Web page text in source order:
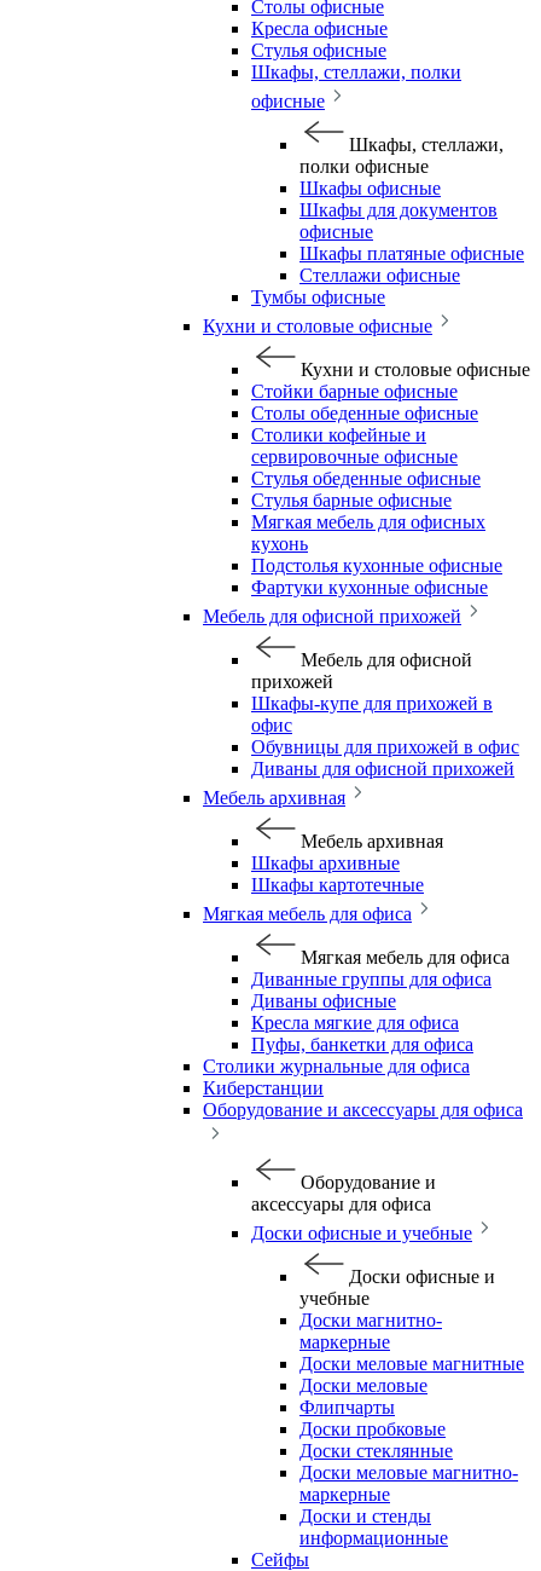
Столы офисные
Кресла офисные
Стулья офисные
Шкафы, стеллажи, полки
офисные
Шкафы, стеллажи,
полки офисные
Шкафы офисные
Шкафы для документов
офисные
Шкафы платяные офисные
Стеллажи офисные
Тумбы офисные
Кухни и столовые офисные
Кухни и столовые офисные
Стойки барные офисные
Столы обеденные офисные
Столики кофейные и
сервировочные офисные
Стулья обеденные офисные
Стулья барные офисные
Мягкая мебель для офисных
кухонь
Подстолья кухонные офисные
Фартуки кухонные офисные
Мебель для офисной прихожей
Мебель для офисной
прихожей
Шкафы-купе для прихожей в
офис
Обувницы для прихожей в офис
Диваны для офисной прихожей
Мебель архивная
Мебель архивная
Шкафы архивные
Шкафы картотечные
Мягкая мебель для офиса
Мягкая мебель для офиса
Диванные группы для офиса
Диваны офисные
Кресла мягкие для офиса
Пуфы, банкетки для офиса
Столики журнальные для офиса
Киберстанции
Оборудование и аксессуары для офиса
Оборудование и
аксессуары для офиса
Доски офисные и учебные
Доски офисные и
учебные
Доски магнитно-
маркерные
Доски меловые магнитные
Доски меловые
Флипчарты
Доски пробковые
Доски стеклянные
Доски меловые магнитно-
маркерные
Доски и стенды
информационные
Сейфы